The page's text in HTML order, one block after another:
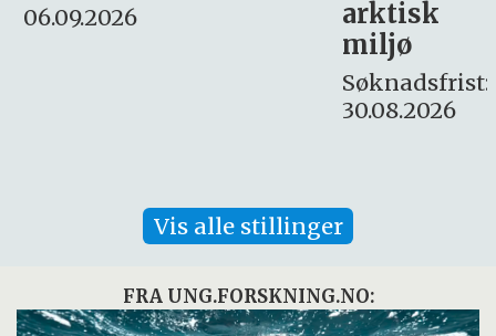
Søknadsfrist:
16. august.
Vis alle stillinger
FRA UNG.FORSKNING.NO: